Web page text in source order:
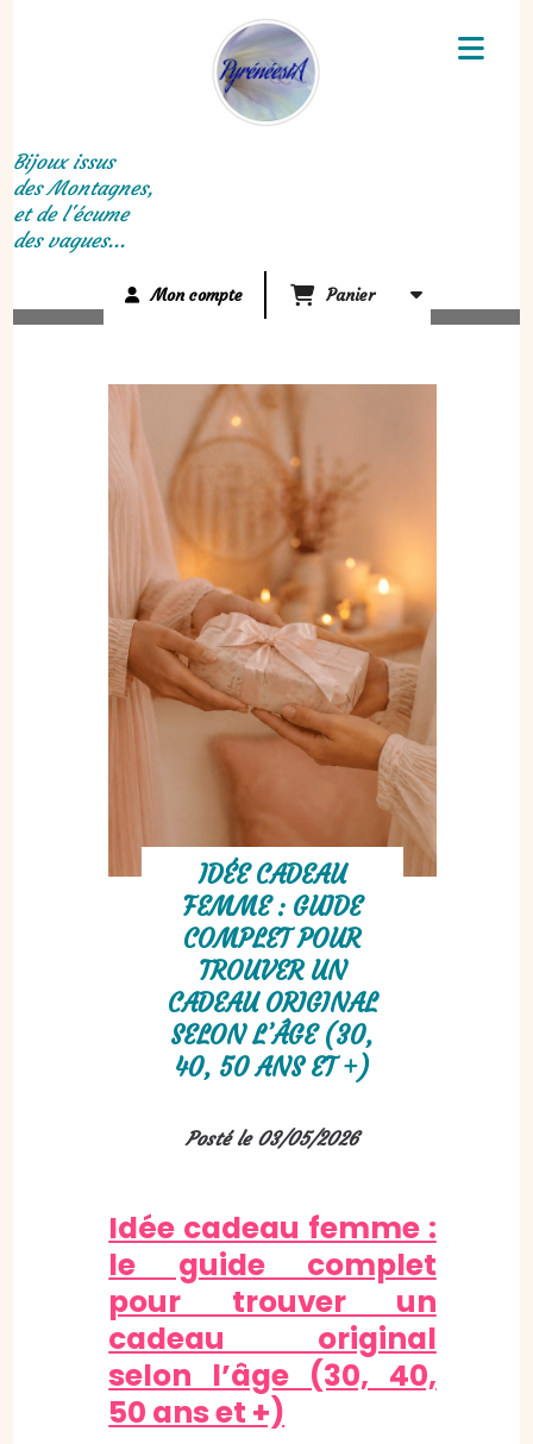
Bijoux issus
des Montagnes,
et de l'écume
des vagues...
Mon compte Panier
IDÉE CADEAU
FEMME : GUIDE
COMPLET POUR
TROUVER UN
CADEAU ORIGINAL
SELON L’ÂGE (30,
40, 50 ANS ET +)
Posté le 03/05/2026
Idée cadeau femme :
le guide complet
pour trouver un
cadeau original
selon l’âge (30, 40,
50 ans et +)